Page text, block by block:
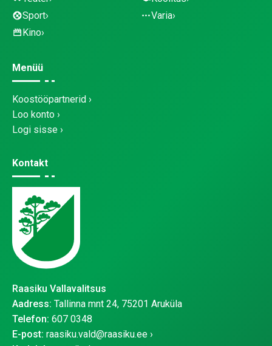
Sport
Kino
Varia
Menüü
Koostööpartnerid
Loo konto
Logi sisse
Kontakt
Raasiku Vallavalitsus
Aadress: Tallinna mnt 24, 75201 Aruküla
Telefon: 607 0348
E-post: raasiku.vald@raasiku.ee